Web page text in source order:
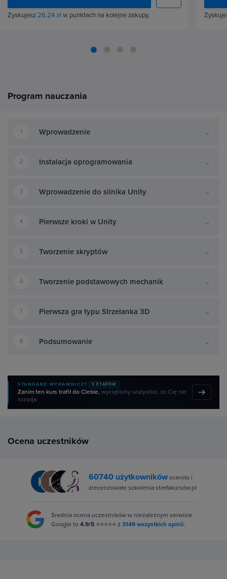
Zyskujesz26.24 złw punktach na kolejne zakupy.
Program nauczania
1 Wprowadzenie
2 Instalacja oprogramowania
3 Wprowadzenie do silnika Unity
4 Pierwsze kroki w Unity
5 Tworzenie skryptów
6 Tworzenie podstawowych mechanik
7 Pierwsza gra typu Strzelanka 3D
8 Podsumowanie
STANDARD WYDAWNICZY 5 ETAPÓW
Zanim ten kurs trafił do Ciebie,wycięliśmy wszystko, co Cię nie
rozwija.
Ocena uczestników
60740 użytkownikówoceniło i
zrecenzowało szkolenia strefakursów.pl
Średnia ocena uczestników w niezależnym serwisie
Google to 4.9/5 ⭐⭐⭐⭐⭐ z 3149 wszystkich opinii.